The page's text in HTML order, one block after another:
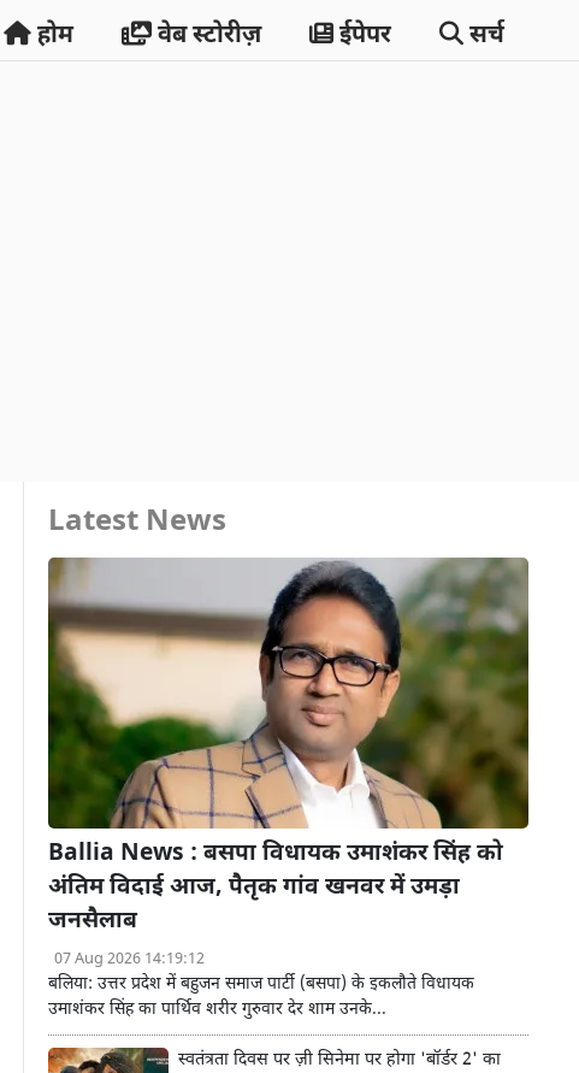
होम वेब स्टोरीज़ ईपेपर सर्च
Latest News
Ballia News : बसपा विधायक उमाशंकर सिंह को
अंतिम विदाई आज, पैतृक गांव खनवर में उमड़ा
जनसैलाब
07 Aug 2026 14:19:12
बलिया: उत्तर प्रदेश में बहुजन समाज पार्टी (बसपा) के इकलौते विधायक
उमाशंकर सिंह का पार्थिव शरीर गुरुवार देर शाम उनके...
स्वतंत्रता दिवस पर ज़ी सिनेमा पर होगा 'बॉर्डर 2' का